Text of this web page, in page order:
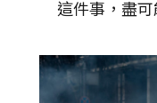
這件事，盡